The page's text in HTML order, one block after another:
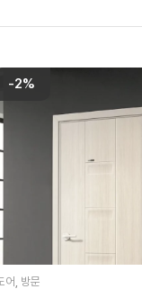
-2%
어 방문